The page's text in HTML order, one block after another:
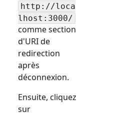
http://loca
lhost:3000/
comme section
d'URI de
redirection
après
déconnexion.
Ensuite, cliquez
sur